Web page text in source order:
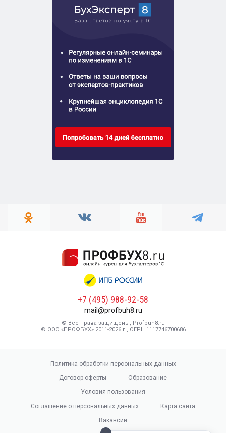
+7 (495) 988-92-58
mail@profbuh8.ru
© Все права защищены, Profbuh8.ru
© ООО «ПРОФБУХ» 2011-2026 г., ОГРН 1117746700686
Политика обработки персональных данных
Договор оферты
Образование
Условия пользования
Соглашение о персональных данных
Карта сайта
Вакансии